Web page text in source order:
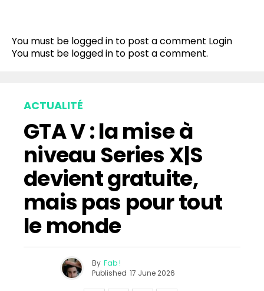
You must be logged in to post a comment Login
You must be logged in to post a comment.
ACTUALITÉ
GTA V : la mise à
niveau Series X|S
devient gratuite,
mais pas pour tout
le monde
By Fab !
Published 17 June 2026